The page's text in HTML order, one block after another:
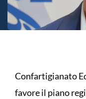
Confartigianato
favore il piano